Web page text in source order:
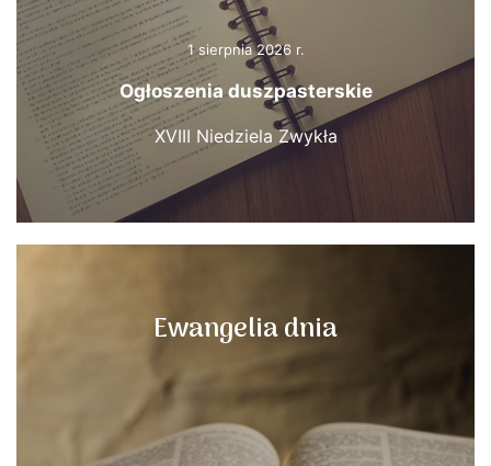
1 sierpnia 2026 r.
Ogłoszenia duszpasterskie
XVIII Niedziela Zwykła
Ewangelia dnia